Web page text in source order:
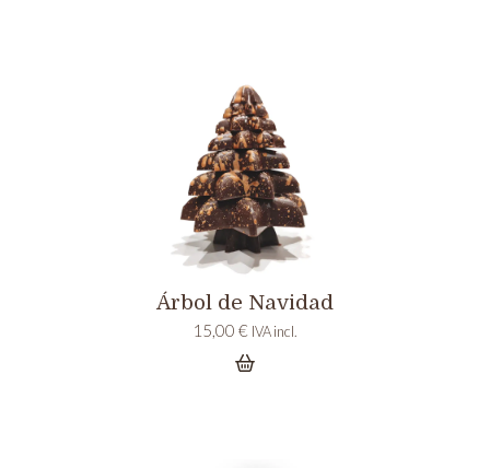
Árbol de Navidad
15,00 € IVA incl.